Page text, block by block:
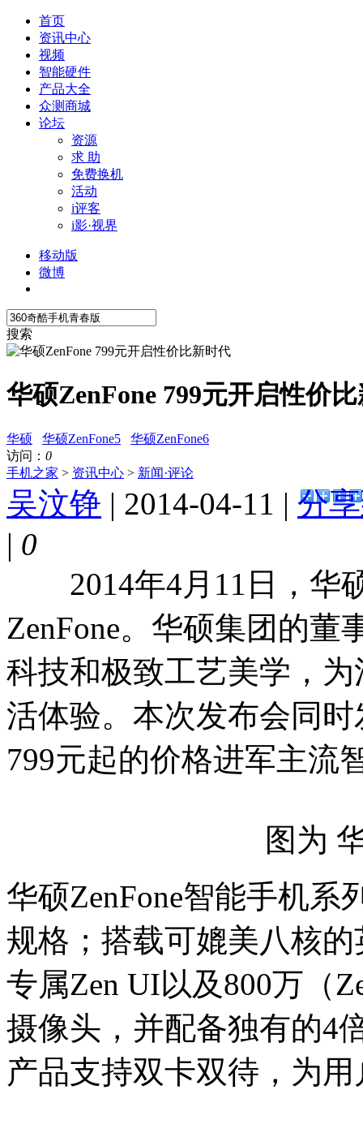
首页
资讯中心
视频
智能硬件
产品大全
众测商城
论坛
资源
求 助
免费换机
活动
i评客
i影·视界
移动版
微博
搜索
华硕ZenFone 799元开启性价
华硕 华硕ZenFone5
华硕ZenFone6
访问： 0
手机之家 > 资讯中心 > 新闻·评论
吴汶铮 | 2014-04-11 | 分
| 0
2014年4月11日，华
ZenFone。华硕集团的
科技和极致工艺美学，
活体验。本次发布会同时
799元起的价格进军主流
图为
华硕ZenFone智能手机系
规格；搭载可媲美八核
专属Zen UI以及800万（
摄像头，并配备独有的4
产品支持双卡双待，为